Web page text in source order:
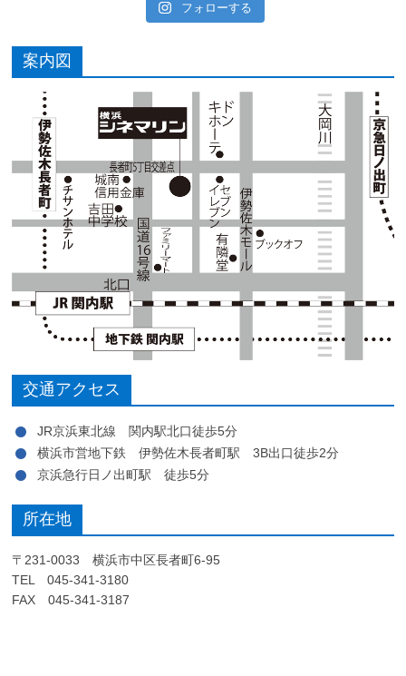
フォローする
案内図
交通アクセス
JR京浜東北線 関内駅北口徒歩5分
横浜市営地下鉄 伊勢佐木長者町駅 3B出口徒歩2分
京浜急行日ノ出町駅 徒歩5分
所在地
〒231-0033 横浜市中区長者町6-95
TEL 045-341-3180
FAX 045-341-3187